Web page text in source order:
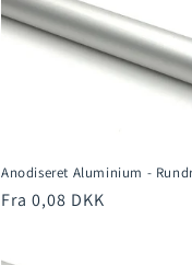
Anodiseret Aluminium -
Normalpris
Fra 0,08 DKK